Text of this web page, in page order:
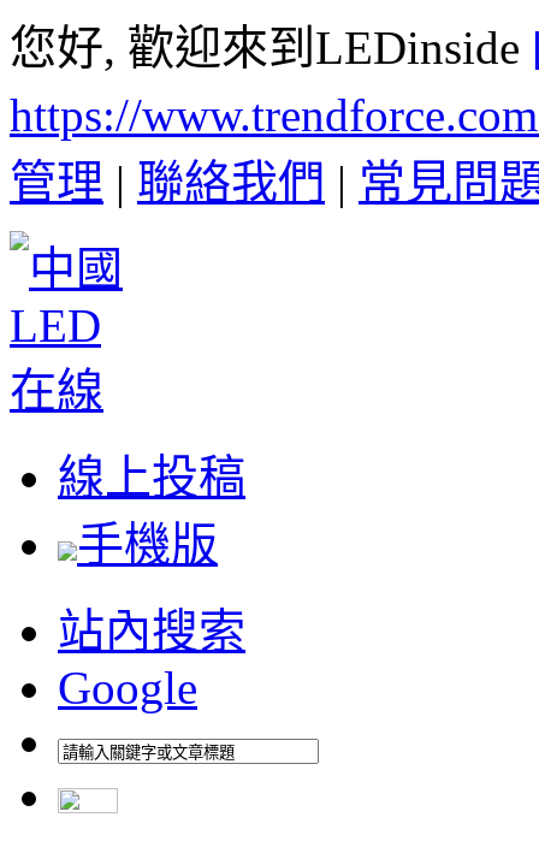
您好, 歡迎來到LEDinside
https://
管理 | 聯絡我們 | 常見問
線上投稿
手機版
站內搜索
Google